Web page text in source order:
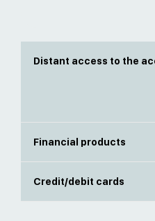
Distant access to the
Financial products
Credit/debit cards